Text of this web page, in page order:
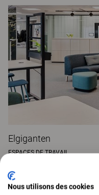
Elgiganten
ESPACES DE TRAVAIL
Nous utilisons des cookies